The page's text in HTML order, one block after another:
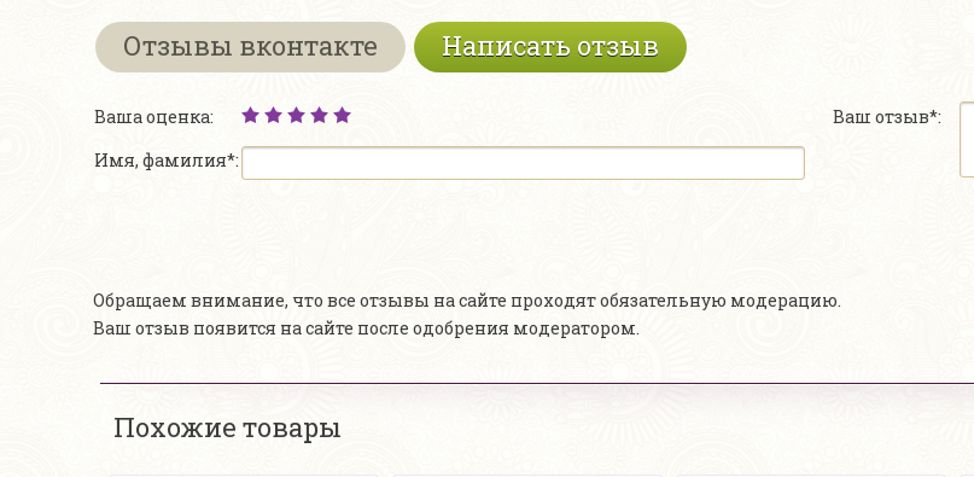
Отзывы вконтакте Написать отзыв
Ваша оценка:
Имя, фамилия*:
Ваш отзыв*:
Обращаем внимание, что все отзывы на сайте проходят обязательную модерацию.
Ваш отзыв появится на сайте после одобрения модератором.
Похожие товары